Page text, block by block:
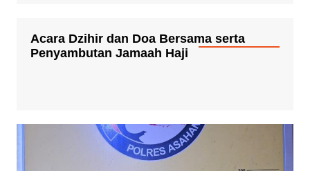
Acara Dzihir dan Doa Bersama serta
Penyambutan Jamaah Haji